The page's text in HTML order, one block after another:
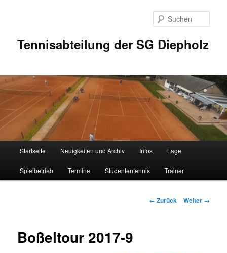
Tennisabteilung der SG Diepholz
Startseite Neuigkeiten und Archiv Infos Lage
Spielbetrieb Termine Studententennis Trainer
Bilder-
← Zurück Weiter →
Boßeltour 2017-9